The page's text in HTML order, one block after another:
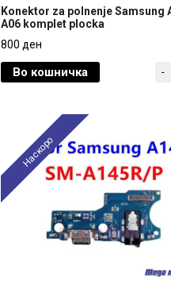
Konektor za polnenje Samsung
800 ден
Konektor za polnenje Samsung
A06 komplet plocka
800 ден
Во кошничка -
Наскоро